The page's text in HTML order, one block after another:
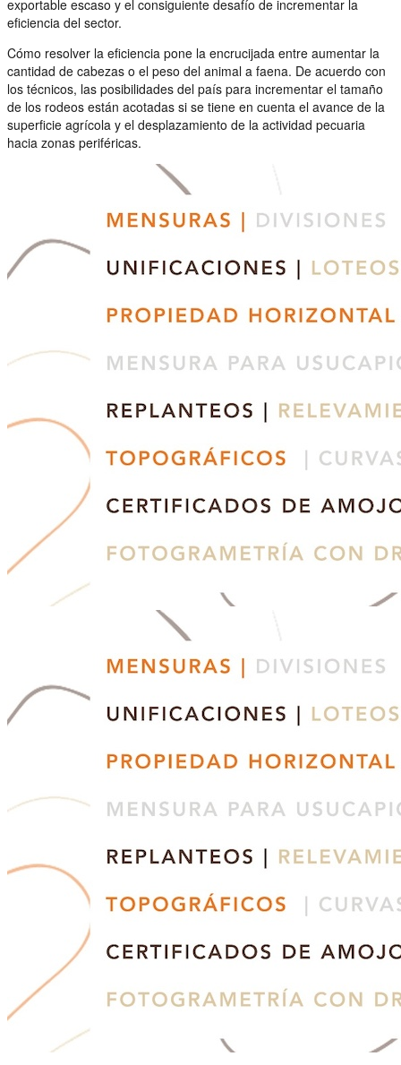
exportable escaso y el consiguiente desafío de incrementar la
eficiencia del sector.
Cómo resolver la eficiencia pone la encrucijada entre aumentar la
cantidad de cabezas o el peso del animal a faena. De acuerdo con
los técnicos, las posibilidades del país para incrementar el tamaño
de los rodeos están acotadas si se tiene en cuenta el avance de la
superficie agrícola y el desplazamiento de la actividad pecuaria
hacia zonas periféricas.